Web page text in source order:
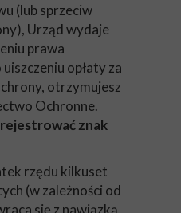
(lub sprzeciw
Urząd wydaje
prawa
opłaty za
otrzymujesz
Ochronne.
znak
rzędu kilkuset
(w zależności od
się z nawiązką